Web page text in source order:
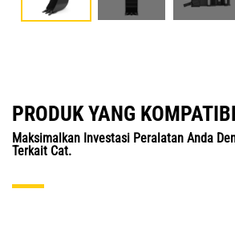
PRODUK YANG
Maksimalkan Investasi Peralatan Anda
Terkait Cat.